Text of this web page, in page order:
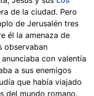
de la ciudad. Pero
de Jerusalén tres
él la amenaza de
observaban
con valentía
a sus enemigos
que había viajado
del mundo romano.